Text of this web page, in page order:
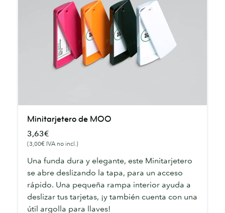
MOO
Minitarjetero de MOO
3,63€
(3,00€ IVA no incl.)
Una funda dura y elegante, este Minitarjetero
se abre deslizando la tapa, para un acceso
rápido. Una pequeña rampa interior ayuda a
deslizar tus tarjetas, ¡y también cuenta con una
útil argolla para llaves!